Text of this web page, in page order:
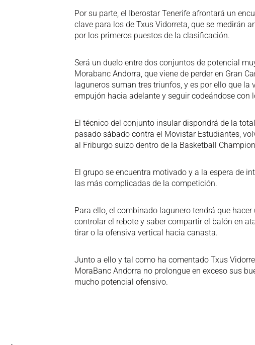
Por su parte, el Iberostar Tenerife afrontará un
clave para los de Txus Vidorreta, que se medirán
por los primeros puestos de la clasificación.
Será un duelo entre dos conjuntos de potencial
Morabanc Andorra, que viene de perder en Gran
laguneros suman tres triunfos, y es por ello que
empujón hacia adelante y seguir codeándose con
El técnico del conjunto insular dispondrá de la
pasado sábado contra el Movistar Estudiantes,
al Friburgo suizo dentro de la Basketball
El grupo se encuentra motivado y a la espera de
las más complicadas de la competición.
Para ello, el combinado lagunero tendrá que
controlar el rebote y saber compartir el balón en
tirar o la ofensiva vertical hacia canasta.
Junto a ello y tal como ha comentado Txus
MoraBanc Andorra no prolongue en exceso sus
mucho potencial ofensivo.